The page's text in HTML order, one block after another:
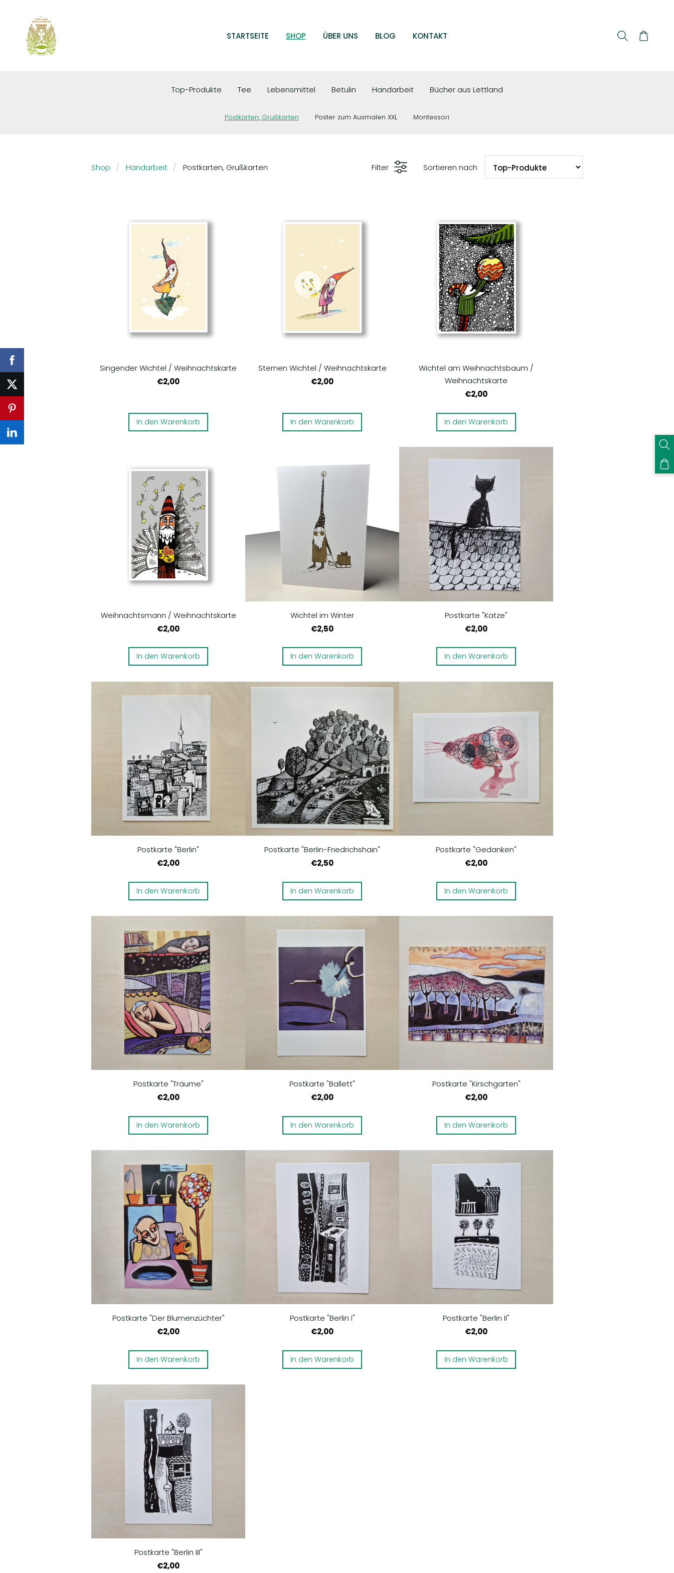
STARTSEITE SHOP ÜBER UNS BLOG KONTAKT
Top-Produkte Tee Lebensmittel Betulin Handarbeit Bücher aus Lettland
Postkarten, Grußkarten Poster zum Ausmalen XXL Montessori
Shop Handarbeit Postkarten, Grußkarten Filter Sortieren nach
Singender Wichtel / Weihnachtskarte
€2,00
In den Warenkorb
Sternen Wichtel / Weihnachtskarte
€2,00
In den Warenkorb
Wichtel am Weihnachtsbaum /
Weihnachtskarte
€2,00
In den Warenkorb
Weihnachtsmann / Weihnachtskarte
€2,00
In den Warenkorb
Wichtel im Winter
€2,50
In den Warenkorb
Postkarte "Katze"
€2,00
In den Warenkorb
Postkarte "Berlin"
€2,00
In den Warenkorb
Postkarte "Berlin-Friedrichshain"
€2,50
In den Warenkorb
Postkarte "Gedanken"
€2,00
In den Warenkorb
Postkarte "Träume"
€2,00
In den Warenkorb
Postkarte "Ballett"
€2,00
In den Warenkorb
Postkarte "Kirschgarten"
€2,00
In den Warenkorb
Postkarte "Der Blumenzüchter"
€2,00
In den Warenkorb
Postkarte "Berlin I"
€2,00
In den Warenkorb
Postkarte "Berlin II"
€2,00
In den Warenkorb
Postkarte "Berlin III"
€2,00